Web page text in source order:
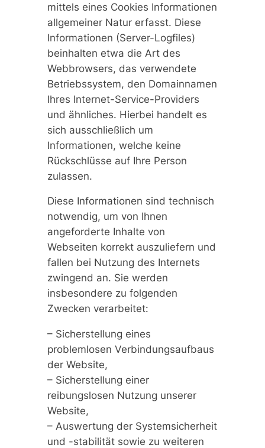
mittels eines Cookies Informationen
allgemeiner Natur erfasst. Diese
Informationen (Server-Logfiles)
beinhalten etwa die Art des
Webbrowsers, das verwendete
Betriebssystem, den Domainnamen
Ihres Internet-Service-Providers
und ähnliches. Hierbei handelt es
sich ausschließlich um
Informationen, welche keine
Rückschlüsse auf Ihre Person
zulassen.
Diese Informationen sind technisch
notwendig, um von Ihnen
angeforderte Inhalte von
Webseiten korrekt auszuliefern und
fallen bei Nutzung des Internets
zwingend an. Sie werden
insbesondere zu folgenden
Zwecken verarbeitet:
– Sicherstellung eines
problemlosen Verbindungsaufbaus
der Website,
– Sicherstellung einer
reibungslosen Nutzung unserer
Website,
– Auswertung der Systemsicherheit
und -stabilität sowie zu weiteren